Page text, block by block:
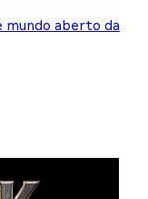
mundo aberto da